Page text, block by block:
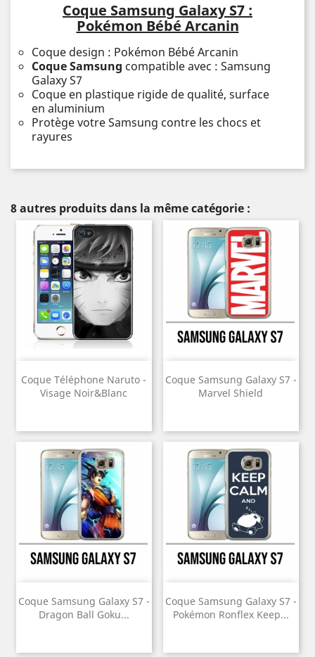
Coque Samsung Galaxy S7 :
Pokémon Bébé Arcanin
Coque design : Pokémon Bébé Arcanin
Coque Samsung compatible avec : Samsung
Galaxy S7
Coque en plastique rigide de qualité, surface
en aluminium
Protège votre Samsung contre les chocs et
rayures
8 autres produits dans la même catégorie :
Coque Téléphone Naruto -
Visage Noir&Blanc
Coque Samsung Galaxy S7 -
Marvel Shield
Coque Samsung Galaxy S7 -
Dragon Ball Goku...
Coque Samsung Galaxy S7 -
Pokémon Ronflex Keep...